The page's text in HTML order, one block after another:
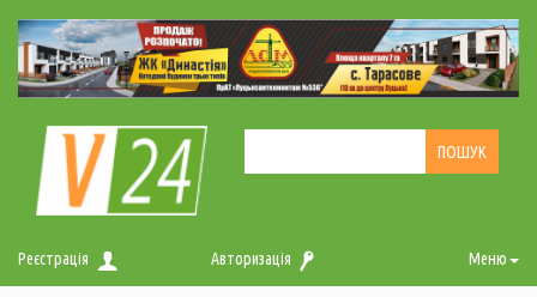
Реєстрація Авторизація Меню